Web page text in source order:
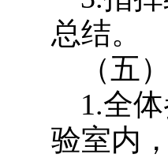
总结。
（五
1.全
验室内